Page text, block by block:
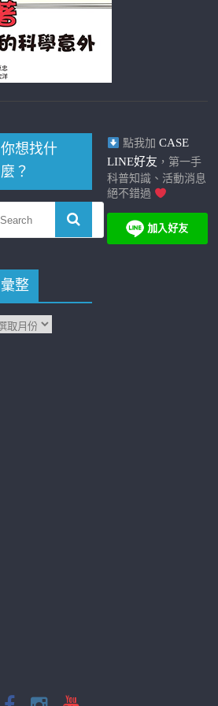
你想找什
麼？
彙整
點我加 CASE
LINE好友 ，第一手
科普知識、活動消息
絕不錯過